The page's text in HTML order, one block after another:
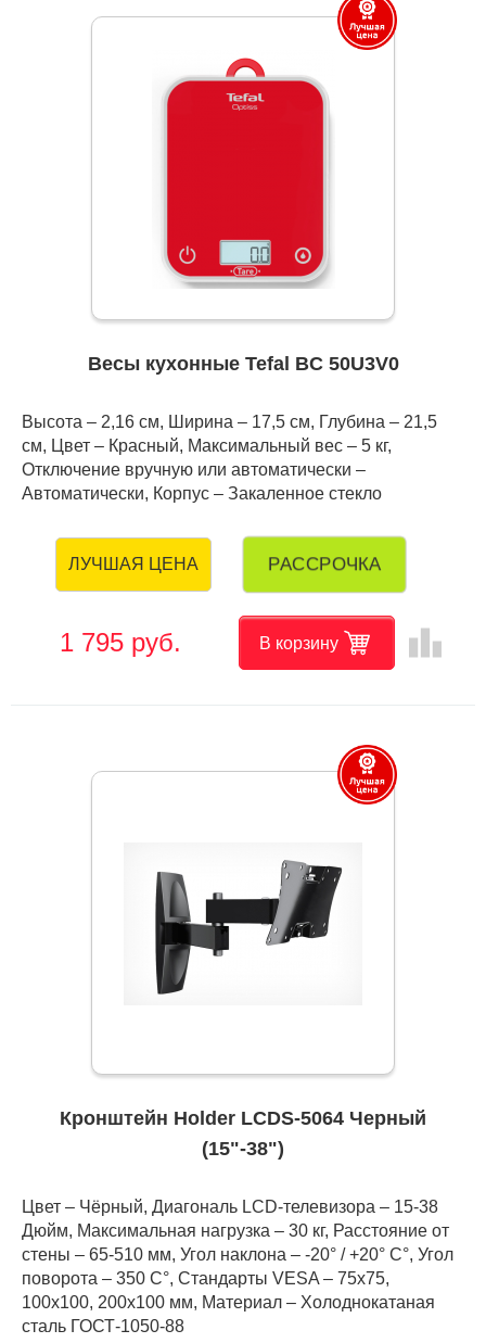
Весы кухонные Tefal BC 50U3V0
Высота – 2,16 см, Ширина – 17,5 см, Глубина – 21,5
см, Цвет – Красный, Максимальный вес – 5 кг,
Отключение вручную или автоматически –
Автоматически, Корпус – Закаленное стекло
ЛУЧШАЯ ЦЕНА РАССРОЧКА
1 795 руб. В корзину leaderboard
Кронштейн Holder LCDS-5064 Черный
(15"-38")
Цвет – Чёрный, Диагональ LCD-телевизора – 15-38
Дюйм, Максимальная нагрузка – 30 кг, Расстояние от
стены – 65-510 мм, Угол наклона – -20° / +20° С°, Угол
поворота – 350 С°, Стандарты VESA – 75x75,
100x100, 200x100 мм, Материал – Холоднокатаная
сталь ГОСТ-1050-88